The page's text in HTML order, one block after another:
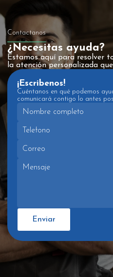
Contactanos
¿Necesitas ayuda?
Estamos aquí para resolver
la atención personalizada que
¡Escribenos!
Cuéntanos en qué podemos
comunicará contigo lo antes
Enviar